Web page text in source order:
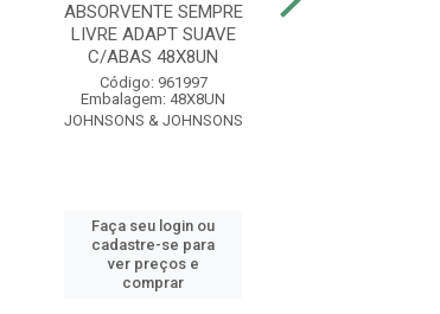
ABSORVENTE SEMPRE
LIVRE ADAPT SUAVE
C/ABAS 48X8UN
Código: 961997
Embalagem: 48X8UN
JOHNSONS & JOHNSONS
Faça seu login ou
cadastre-se para
ver preços e
comprar